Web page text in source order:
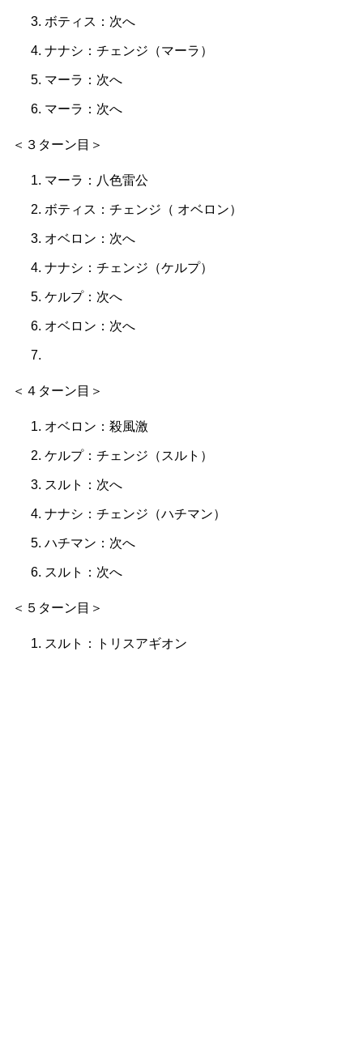
ボティス：次へ
ナナシ：チェンジ（マーラ）
マーラ：次へ
マーラ：次へ
＜３ターン目＞
マーラ：八色雷公
ボティス：チェンジ（ オベロン）
オベロン：次へ
ナナシ：チェンジ（ケルプ）
ケルプ：次へ
オベロン：次へ
＜４ターン目＞
オベロン：殺風激
ケルプ：チェンジ（スルト）
スルト：次へ
ナナシ：チェンジ（ハチマン）
ハチマン：次へ
スルト：次へ
＜５ターン目＞
スルト：トリスアギオン